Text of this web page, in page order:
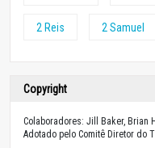
2 Reis 2 Samuel
Copyright
Colaboradores: Jill Baker, Brian
Adotado pelo Comitê Diretor do